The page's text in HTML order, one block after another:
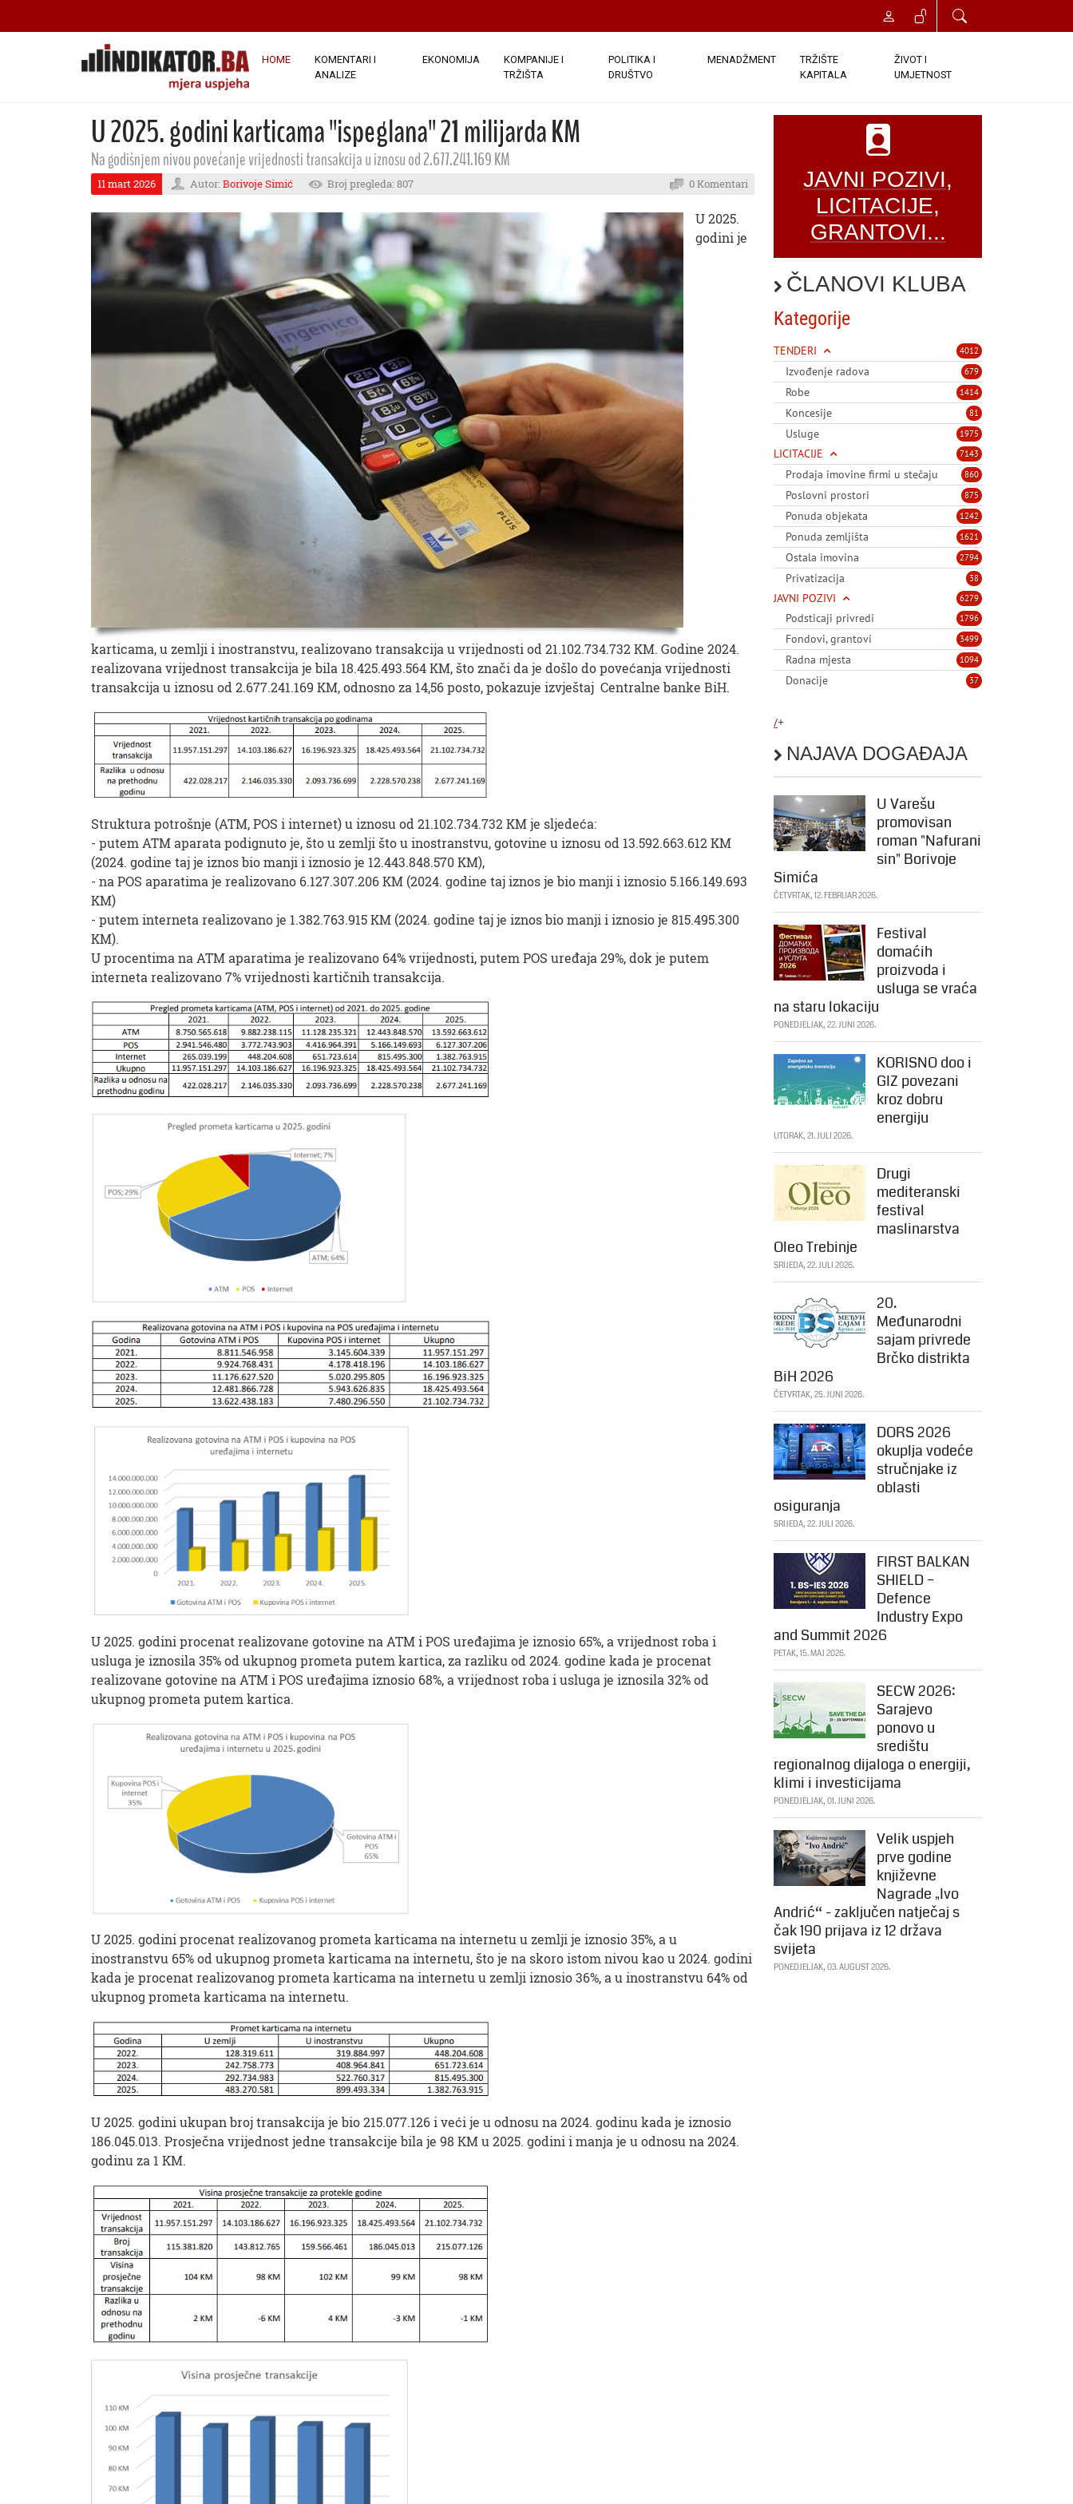
HOME
KOMENTARI I
ANALIZE
EKONOMIJA
KOMPANIJE I
TRŽIŠTA
POLITIKA I
DRUŠTVO
MENADŽMENT
TRŽIŠTE
KAPITALA
ŽIVOT I
UMJETNOST
U 2025. godini karticama "ispeglana" 21 milijarda KM
Na godišnjem nivou povećanje vrijednosti transakcija u iznosu od 2.677.241.169 KM
11 mart 2026 Autor: Borivoje Simić Broj pregleda: 807 0 Komentari
U 2025.
godini je
karticama, u zemlji i inostranstvu, realizovano transakcija u vrijednosti od 21.102.734.732 KM. Godine 2024.
realizovana vrijednost transakcija je bila 18.425.493.564 KM, što znači da je došlo do povećanja vrijednosti
transakcija u iznosu od 2.677.241.169 KM, odnosno za 14,56 posto, pokazuje izvještaj Centralne banke BiH.
Struktura potrošnje (ATM, POS i internet) u iznosu od 21.102.734.732 KM je sljedeća:
- putem ATM aparata podignuto je, što u zemlji što u inostranstvu, gotovine u iznosu od 13.592.663.612 KM
(2024. godine taj je iznos bio manji i iznosio je 12.443.848.570 KM),
- na POS aparatima je realizovano 6.127.307.206 KM (2024. godine taj iznos je bio manji i iznosio 5.166.149.693
KM)
- putem interneta realizovano je 1.382.763.915 KM (2024. godine taj je iznos bio manji i iznosio je 815.495.300
KM).
U procentima na ATM aparatima je realizovano 64% vrijednosti, putem POS uređaja 29%, dok je putem
interneta realizovano 7% vrijednosti kartičnih transakcija.
U 2025. godini procenat realizovane gotovine na ATM i POS uređajima je iznosio 65%, a vrijednost roba i
usluga je iznosila 35% od ukupnog prometa putem kartica, za razliku od 2024. godine kada je procenat
realizovane gotovine na ATM i POS uređajima iznosio 68%, a vrijednost roba i usluga je iznosila 32% od
ukupnog prometa putem kartica.
U 2025. godini procenat realizovanog prometa karticama na internetu u zemlji je iznosio 35%, a u
inostranstvu 65% od ukupnog prometa karticama na internetu, što je na skoro istom nivou kao u 2024. godini
kada je procenat realizovanog prometa karticama na internetu u zemlji iznosio 36%, a u inostranstvu 64% od
ukupnog prometa karticama na internetu.
U 2025. godini ukupan broj transakcija je bio 215.077.126 i veći je u odnosu na 2024. godinu kada je iznosio
186.045.013. Prosječna vrijednost jedne transakcije bila je 98 KM u 2025. godini i manja je u odnosu na 2024.
godinu za 1 KM.
JAVNI POZIVI,
LICITACIJE,
GRANTOVI...
ČLANOVI KLUBA
Kategorije
4012
TENDERI
679
Izvođenje radova
1414
Robe
81
Koncesije
1975
Usluge
7143
LICITACIJE
860
Prodaja imovine firmi u stečaju
875
Poslovni prostori
1242
Ponuda objekata
1621
Ponuda zemljišta
2794
Ostala imovina
38
Privatizacija
6279
JAVNI POZIVI
1796
Podsticaji privredi
3499
Fondovi, grantovi
1094
Radna mjesta
37
Donacije
/+
NAJAVA DOGAĐAJA
U Varešu
promovisan
roman "Nafurani
sin" Borivoje
Simića
ČETVRTAK, 12. FEBRUAR 2026.
Festival
domaćih
proizvoda i
usluga se vraća
na staru lokaciju
PONEDJELJAK, 22. JUNI 2026.
KORISNO doo i
GIZ povezani
kroz dobru
energiju
UTORAK, 21. JULI 2026.
Drugi
mediteranski
festival
maslinarstva
Oleo Trebinje
SRIJEDA, 22. JULI 2026.
20.
Međunarodni
sajam privrede
Brčko distrikta
BiH 2026
ČETVRTAK, 25. JUNI 2026.
DORS 2026
okuplja vodeće
stručnjake iz
oblasti
osiguranja
SRIJEDA, 22. JULI 2026.
FIRST BALKAN
SHIELD –
Defence
Industry Expo
and Summit 2026
PETAK, 15. MAJ 2026.
SECW 2026:
Sarajevo
ponovo u
središtu
regionalnog dijaloga o energiji,
klimi i investicijama
PONEDJELJAK, 01. JUNI 2026.
Velik uspjeh
prve godine
književne
Nagrade „Ivo
Andrić“ - zaključen natječaj s
čak 190 prijava iz 12 država
svijeta
PONEDJELJAK, 03. AUGUST 2026.